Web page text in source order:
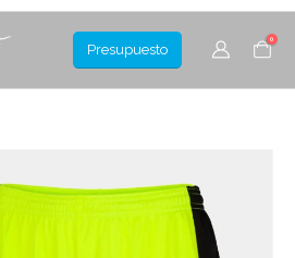
Presupuesto
0